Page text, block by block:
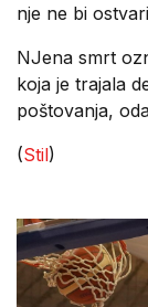
nje ne bi
NJena smrt
koja je trajala
poštovanja,
(Stil)